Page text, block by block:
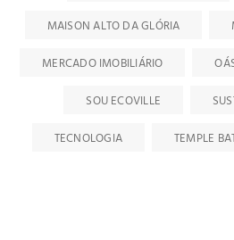
MAISON ALTO DA GLÓRIA
MERCADO IMOBILIÁRIO
SOU ECOVILLE
TECNOLOGIA
TEMPLE